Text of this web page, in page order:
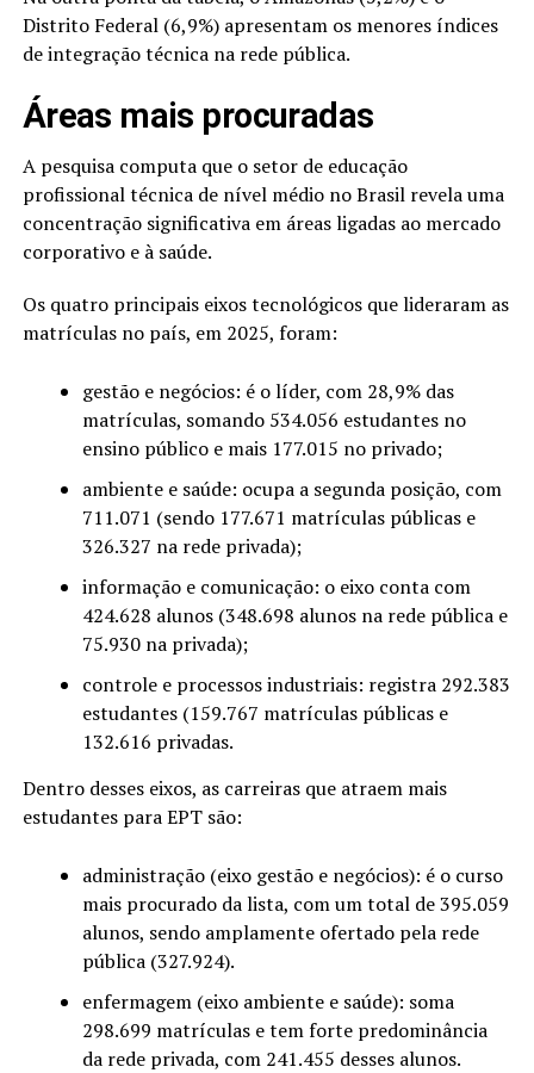
Distrito Federal (6,9%) apresentam os menores índices
de integração técnica na rede pública.
Áreas mais procuradas
A pesquisa computa que o setor de educação
profissional técnica de nível médio no Brasil revela uma
concentração significativa em áreas ligadas ao mercado
corporativo e à saúde.
​Os quatro principais eixos tecnológicos que lideraram as
matrículas no país, em 2025, foram:
​gestão e negócios: é o líder, com 28,9% das
matrículas, somando 534.056 estudantes no
ensino público e mais 177.015 no privado;
ambiente e saúde: ocupa a segunda posição, com
711.071 (sendo 177.671 matrículas públicas e
326.327 na rede privada);
informação e comunicação: o eixo conta com
424.628 alunos (348.698 alunos na rede pública e
75.930 na privada);
controle e processos industriais: registra 292.383
estudantes (159.767 matrículas públicas e
132.616 privadas.
Dentro desses eixos, as carreiras que atraem mais
estudantes para EPT são:
​administração (eixo gestão e negócios): é o curso
mais procurado da lista, com um total de 395.059
alunos, sendo amplamente ofertado pela rede
pública (327.924).
enfermagem (eixo ambiente e saúde): soma
298.699 matrículas e tem forte predominância
da rede privada, com 241.455 desses alunos.